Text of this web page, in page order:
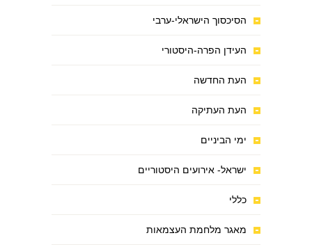
הסיכסוך הישראלי-ערבי
העידן הפרה-היסטורי
העת החדשה
העת העתיקה
ימי הביניים
ישראל- אירועים היסטוריים
כללי
מאגר מלחמת העצמאות